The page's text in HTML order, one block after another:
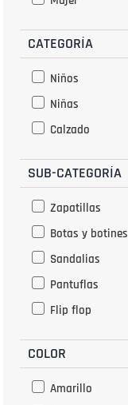
CATEGORÍA
Niños
Niñas
Calzado
SUB-CATEGORÍA
Zapatillas
Botas y botines
Sandalias
Pantuflas
Flip flop
COLOR
Amarillo